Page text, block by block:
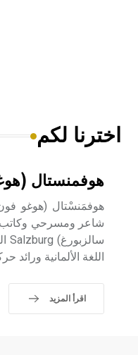
اخترنا لكم
هوفمنستال
شاعر ومسرحي وكاتب
اللغة الألمانية ورائد
اقرأ المزيد